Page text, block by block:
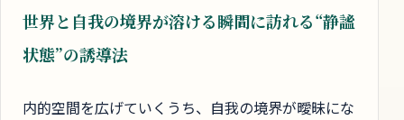
世界と自我の境界が溶ける瞬間に訪れる“静謐
状態”の誘導法
内的空間を広げていくうち、自我の境界が曖昧にな